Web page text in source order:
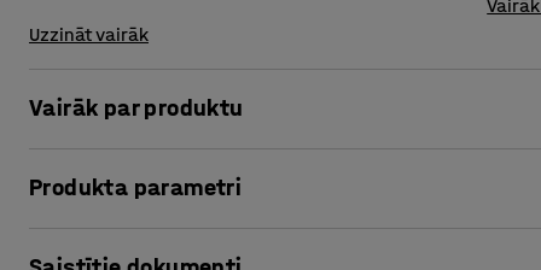
Uzzināt vairāk
Vairāk par produktu
Ērts un ļoti kvalitatīvs mūsu elektriskā kravu pacēlāja
Produkta parametri